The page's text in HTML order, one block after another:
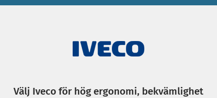
Välj Iveco för hög ergonomi, bekvämlighet